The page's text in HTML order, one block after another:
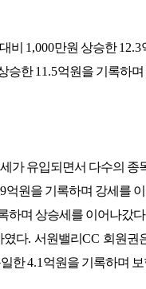
비 1,000만원 상승한12.3
승한11.5억원을 기록하
가 유입되면서 다수의 종
억원을 기록하며 강세를
하며 상승세를 이어나갔다
였다. 서원밸리 CC 회원권
한4.1 억원을 기록하며